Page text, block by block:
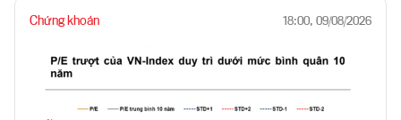
Chứng khoán 18:00, 09/08/2026